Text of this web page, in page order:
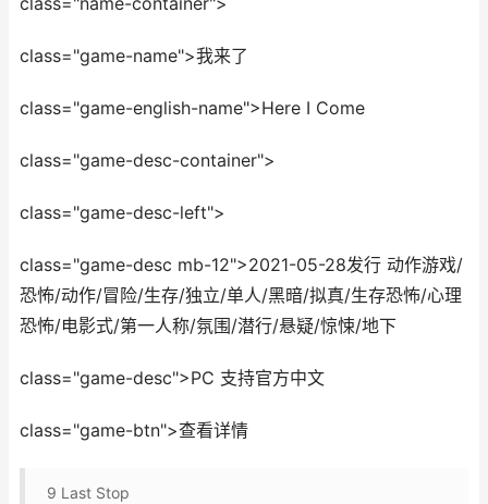
class="game-name">我来了
class="game-english-name">Here I Come
class="game-desc-container">
class="game-desc-left">
class="game-desc mb-12">2021-05-28发行 动作游戏/
恐怖/动作/冒险/生存/独立/单人/黑暗/拟真/生存恐怖/心理
恐怖/电影式/第一人称/氛围/潜行/悬疑/惊悚/地下
class="game-desc">PC 支持官方中文
class="game-btn">查看详情
9 Last Stop